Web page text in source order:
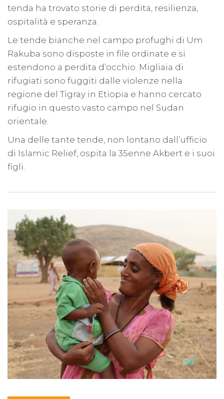
tenda ha trovato storie di perdita, resilienza,
ospitalità e speranza.
Le tende bianche nel campo profughi di Um
Rakuba sono disposte in file ordinate e si
estendono a perdita d’occhio. Migliaia di
rifugiati sono fuggiti dalle violenze nella
regione del Tigray in Etiopia e hanno cercato
rifugio in questo vasto campo nel Sudan
orientale.
Una delle tante tende, non lontano dall’ufficio
di Islamic Relief, ospita la 35enne Akbert e i suoi
figli.